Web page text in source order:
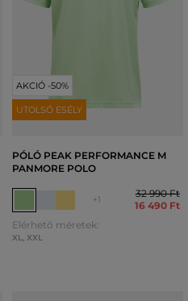
AKCIÓ -50%
UTOLSÓ ESÉLY
PÓLÓ PEAK PERFORMANCE M
PANMORE POLO
+1
32 990 Ft
16 490 Ft
Elérhető méretek:
XL XXL